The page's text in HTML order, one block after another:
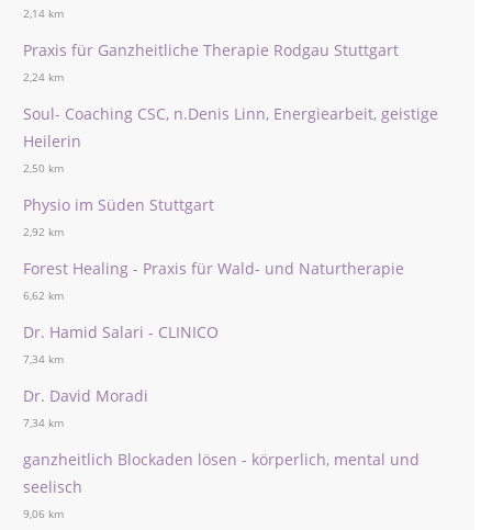
2,14 km
Praxis für Ganzheitliche Therapie Rodgau Stuttgart
2,24 km
Soul- Coaching CSC, n.Denis Linn, Energiearbeit, geistige
Heilerin
2,50 km
Physio im Süden Stuttgart
2,92 km
Forest Healing - Praxis für Wald- und Naturtherapie
6,62 km
Dr. Hamid Salari - CLINICO
7,34 km
Dr. David Moradi
7,34 km
ganzheitlich Blockaden lösen - körperlich, mental und
seelisch
9,06 km